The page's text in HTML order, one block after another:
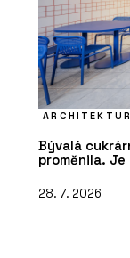
Bývalá
proměnila.
28. 7. 2026